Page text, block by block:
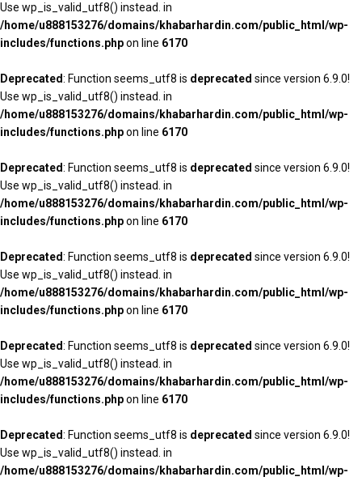
Use wp_is_valid_utf8() instead. in
/home/u888153276/domains/khabarhardin.com/public_html/wp-
includes/functions.phpon line 6170
Deprecated: Function seems_utf8 is deprecated since version 6.9.0!
Use wp_is_valid_utf8() instead. in
/home/u888153276/domains/khabarhardin.com/public_html/wp-
includes/functions.phpon line 6170
Deprecated: Function seems_utf8 is deprecated since version 6.9.0!
Use wp_is_valid_utf8() instead. in
/home/u888153276/domains/khabarhardin.com/public_html/wp-
includes/functions.phpon line 6170
Deprecated: Function seems_utf8 is deprecated since version 6.9.0!
Use wp_is_valid_utf8() instead. in
/home/u888153276/domains/khabarhardin.com/public_html/wp-
includes/functions.phpon line 6170
Deprecated: Function seems_utf8 is deprecated since version 6.9.0!
Use wp_is_valid_utf8() instead. in
/home/u888153276/domains/khabarhardin.com/public_html/wp-
includes/functions.phpon line 6170
Deprecated: Function seems_utf8 is deprecated since version 6.9.0!
Use wp_is_valid_utf8() instead. in
/home/u888153276/domains/khabarhardin.com/public_html/wp-